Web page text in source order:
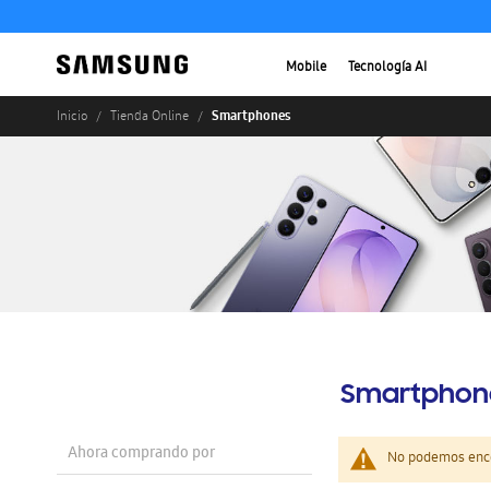
Mobile Tecnología AI
Inicio Tienda Online Smartphones
No podemos
Ahora comprando por